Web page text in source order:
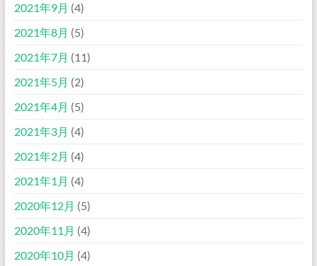
2021年9月 (4)
2021年8月 (5)
2021年7月 (11)
2021年5月 (2)
2021年4月 (5)
2021年3月 (4)
2021年2月 (4)
2021年1月 (4)
2020年12月 (5)
2020年11月 (4)
2020年10月 (4)